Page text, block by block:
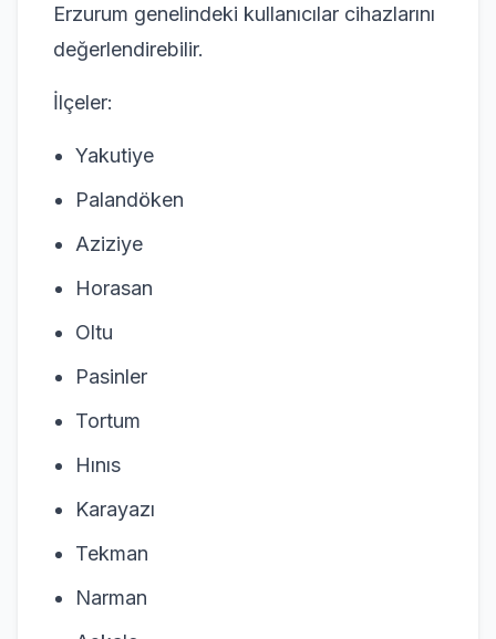
Erzurum genelindeki kullanıcılar cihazlarını
değerlendirebilir.
İlçeler:
Yakutiye
Palandöken
Aziziye
Horasan
Oltu
Pasinler
Tortum
Hınıs
Karayazı
Tekman
Narman